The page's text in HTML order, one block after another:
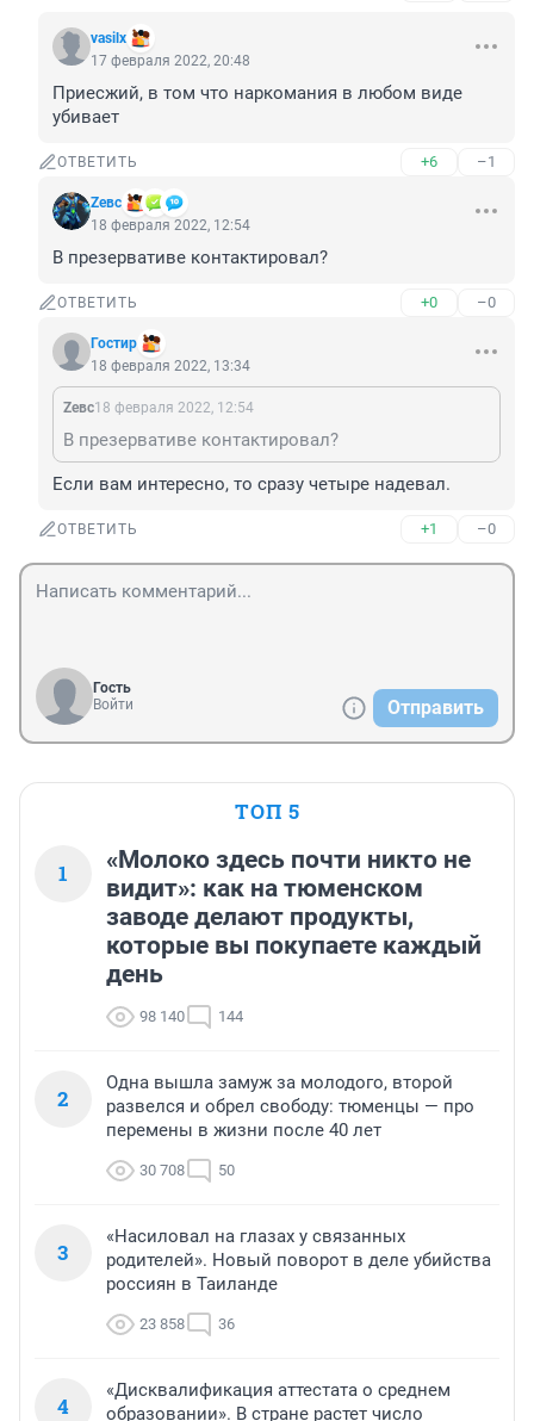
vasilx
17 февраля 2022, 20:48
Приесжий, в том что наркомания в любом виде
убивает
ОТВЕТИТЬ +6 –1
Zeвс
18 февраля 2022, 12:54
В презервативе контактировал?
ОТВЕТИТЬ +0 –0
Гостир
18 февраля 2022, 13:34
Zeвс18 февраля 2022, 12:54
В презервативе контактировал?
Если вам интересно, то сразу четыре надевал.
ОТВЕТИТЬ +1 –0
Гость
Войти
Отправить
ТОП 5
1
«Молоко здесь почти никто не
видит»: как на тюменском
заводе делают продукты,
которые вы покупаете каждый
день
98 140 144
2
Одна вышла замуж за молодого, второй
развелся и обрел свободу: тюменцы — про
перемены в жизни после 40 лет
30 708 50
3
«Насиловал на глазах у связанных
родителей». Новый поворот в деле убийства
россиян в Таиланде
23 858 36
4
«Дисквалификация аттестата о среднем
образовании». В стране растет число